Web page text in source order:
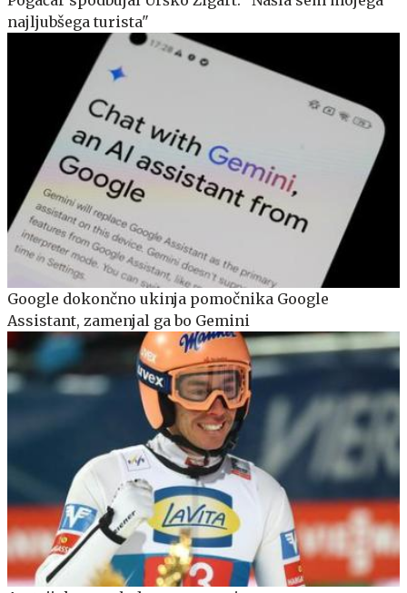
najljubšega turista"
Google dokončno ukinja pomočnika Google
Assistant, zamenjal ga bo Gemini